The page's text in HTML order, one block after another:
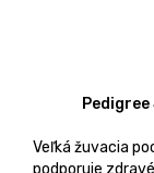
Veľká žuvacia
podporuje